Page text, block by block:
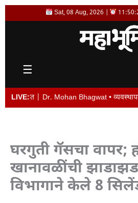
Skip
Sat, 08 Aug, 2026 |
☰
LIVE:
Dr. Mohan Bhagwat • व्यवस्थापकीय
घरगुती गॅसचा वापर;
खानावळींची
विभागाने केले 8